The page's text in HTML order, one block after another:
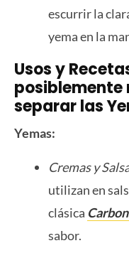
escurrir la
yema en la
Usos y
separar las
Yemas:
Cremas y
utilizan en
clásica
sabor.